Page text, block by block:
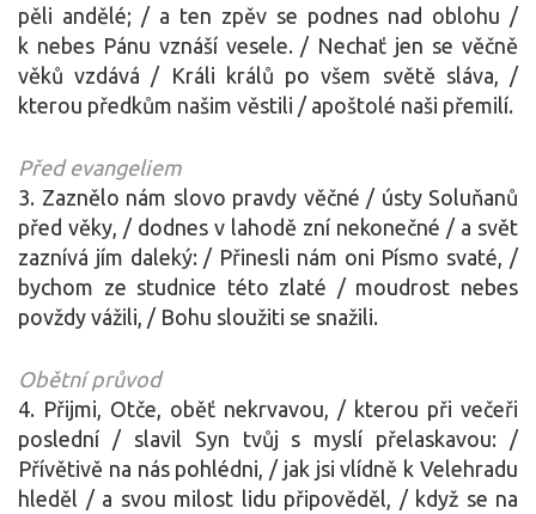
pěli andělé; / a ten zpěv se podnes nad oblohu /
k nebes Pánu vznáší vesele. / Nechať jen se věčně
věků vzdává / Králi králů po všem světě sláva, /
kterou předkům našim věstili / apoštolé naši přemilí.
Před evangeliem
3. Zaznělo nám slovo pravdy věčné / ústy Soluňanů
před věky, / dodnes v lahodě zní nekonečné / a svět
zaznívá jím daleký: / Přinesli nám oni Písmo svaté, /
bychom ze studnice této zlaté / moudrost nebes
povždy vážili, / Bohu sloužiti se snažili.
Obětní průvod
4. Přijmi, Otče, oběť nekrvavou, / kterou při večeři
poslední / slavil Syn tvůj s myslí přelaskavou: /
Přívětivě na nás pohlédni, / jak jsi vlídně k Velehradu
hleděl / a svou milost lidu připověděl, / když se na